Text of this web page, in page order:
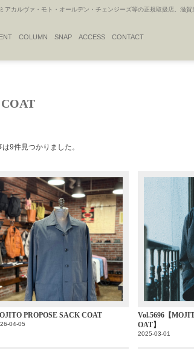
カルヴァ・モト・オールデン・チェンジーズ等の正規取扱店。滋
COLUMN SNAP ACCESS CONTACT
9件見つかりました。
PROPOSE SACK COAT
04-05
Vol.5696【
OAT】
2025-03-01